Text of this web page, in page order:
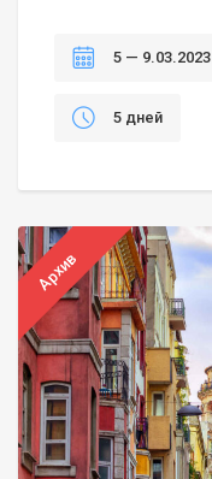
5 — 9.03.2023
5 дней
Архив